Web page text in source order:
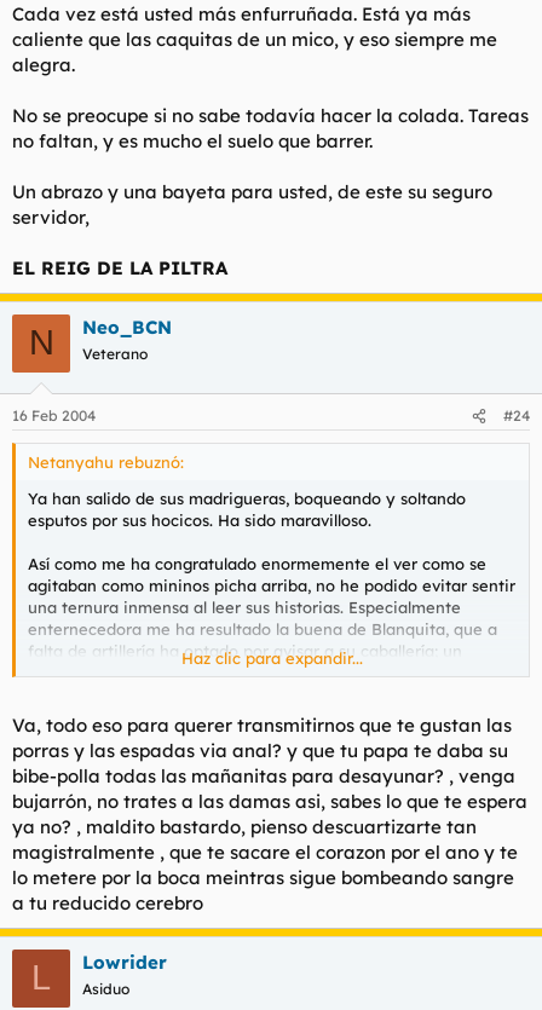
Cada vez está usted más enfurruñada. Está ya más
caliente que las caquitas de un mico, y eso siempre me
alegra.
No se preocupe si no sabe todavía hacer la colada. Tareas
no faltan, y es mucho el suelo que barrer.
Un abrazo y una bayeta para usted, de este su seguro
servidor,
EL REIG DE LA PILTRA
N Neo_BCN
Veterano
16 Feb 2004 #24
Netanyahu rebuznó:
Ya han salido de sus madrigueras, boqueando y soltando
esputos por sus hocicos. Ha sido maravilloso.
Así como me ha congratulado enormemente el ver como se
agitaban como mininos picha arriba, no he podido evitar sentir
una ternura inmensa al leer sus historias. Especialmente
enternecedora me ha resultado la buena de Blanquita, que a
falta de artillería ha optado por avisar a su caballería; un
reconocido anormal y, para mayor vergüenza, catalino.
Otros más se han unido a esa intelectual pareja y han dado sus
divertidos pareceres. Me he sentido genial leyendo como
juraban en trescientos idiomas. No sé que comentaban sobre
el sexo anal.
Pretendo ser comprensivo con ellos, porque les veo cándidos, y
prometo tanto a Blanquita como a la SuperZagala que podrán
hacerme la colada cuantas veces deseen. Al tonto del
mondadientes y al tal Dinio no les robaré más de su precioso
tiempo, pues aún han de limpiar muchos zapatos para poder
comer caliente.
sabe, comento al resto de la concurrencia que tengan cuidado;
Haz clic para expandir...
Va, todo eso para querer transmitirnos que te gustan las
porras y las espadas via anal? y que tu papa te daba su
bibe-polla todas las mañanitas para desayunar? , venga
bujarrón, no trates a las damas asi, sabes lo que te espera
ya no? , maldito bastardo, pienso descuartizarte tan
magistralmente , que te sacare el corazon por el ano y te
lo metere por la boca meintras sigue bombeando sangre
a tu reducido cerebro
L Lowrider
Asiduo